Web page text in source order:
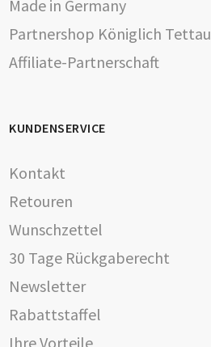
Made in Germany
Partnershop Königlich Tettau
Affiliate-Partnerschaft
KUNDENSERVICE
Kontakt
Retouren
Wunschzettel
30 Tage Rückgaberecht
Newsletter
Rabattstaffel
Ihre Vorteile